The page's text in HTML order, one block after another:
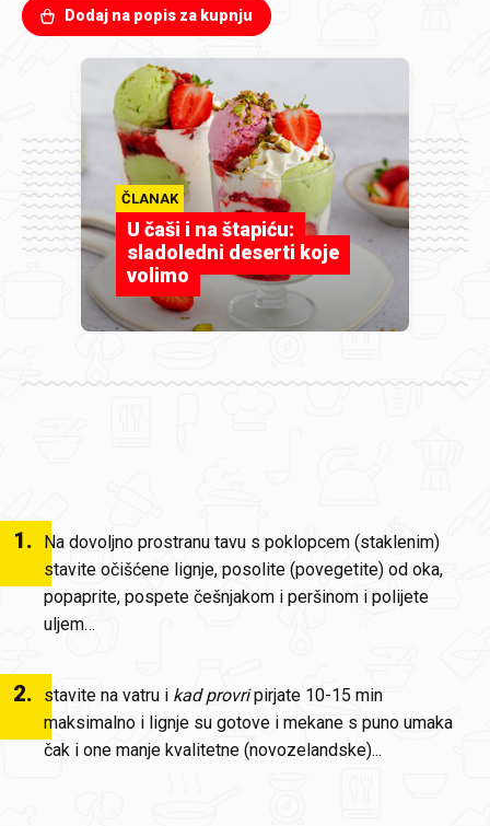
Dodaj na popis za kupnju
ČLANAK
U čaši i na štapiću:
sladoledni deserti koje
volimo
1.
Na dovoljno prostranu tavu s poklopcem (staklenim)
stavite očišćene lignje, posolite (povegetite) od oka,
popaprite, pospete češnjakom i peršinom i polijete
uljem…
2. stavite na vatru i kad provripirjate 10-15 min
maksimalno i lignje su gotove i mekane s puno umaka
čak i one manje kvalitetne (novozelandske)...